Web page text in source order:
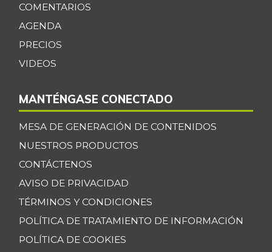
COMENTARIOS
AGENDA
PRECIOS
VIDEOS
MANTÉNGASE CONECTADO
MESA DE GENERACIÓN DE CONTENIDOS
NUESTROS PRODUCTOS
CONTÁCTENOS
AVISO DE PRIVACIDAD
TÉRMINOS Y CONDICIONES
POLÍTICA DE TRATAMIENTO DE INFORMACIÓN
POLÍTICA DE COOKIES